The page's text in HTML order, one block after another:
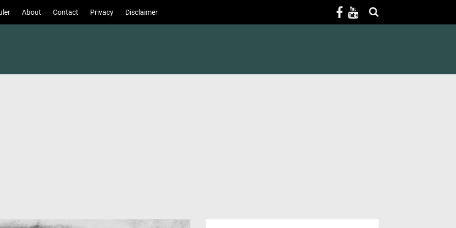
About Contact Privacy Disclaimer